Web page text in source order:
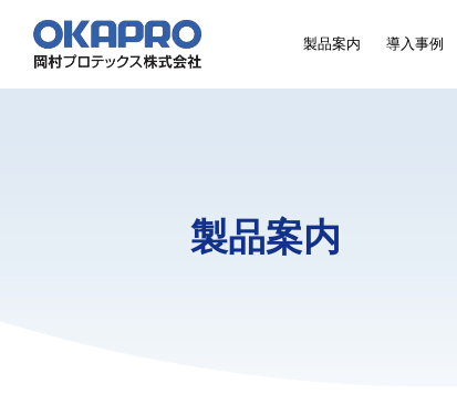
製品案内 導入事例
製品案内